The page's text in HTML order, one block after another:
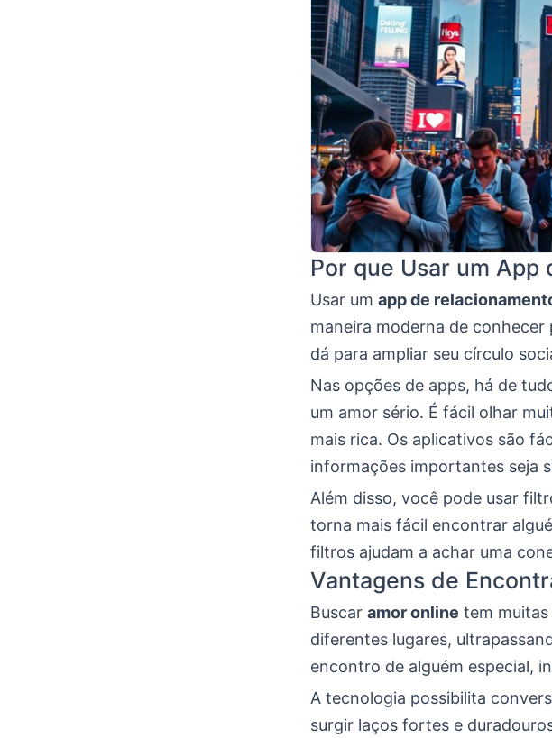
Por que Usar um App
Usar um app de
maneira moderna de conhecer
dá para ampliar seu círculo
Nas opções de apps, há de
um amor sério. É fácil olhar
mais rica. Os aplicativos são
informações importantes seja
Além disso, você pode usar
torna mais fácil encontrar
filtros ajudam a achar uma
Vantagens de
Buscar amor online tem
diferentes lugares,
encontro de alguém especial,
A tecnologia possibilita
surgir laços fortes e